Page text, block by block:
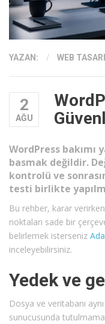
YAZAN: / WEB
2
AĞU
WordPress bakımı
basmak değildir.
kontrolü ve
testi birlikte
Bu rehber, karar
noktaları sade bir
belirlemek isterseniz
inceleyebilirsiniz.
Yedek ve
Dosya ve veritabanı
sunucusunda